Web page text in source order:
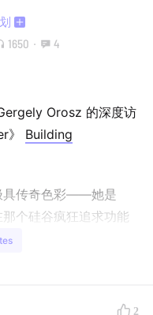
1650 · 4
Orosz 的深度访
》 Building
具传奇色彩——她是
个硅谷疯狂追求功能
像是一个“异类”：没
2